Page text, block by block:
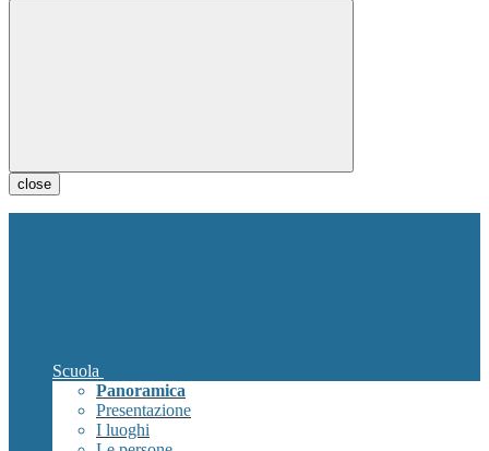
close
Scuola
Panoramica
Presentazione
I luoghi